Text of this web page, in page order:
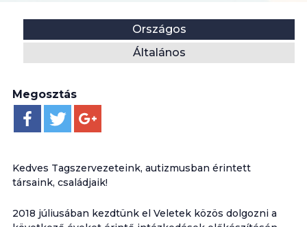
efiportal.hu
Hír
OFP 2020-2022 INTÉZKEDÉSI TERV AUTIZMUS
Országos
Általános
Megosztás
Kedves Tagszervezeteink, autizmusban érintett
társaink, családjaik!
2018 júliusában kezdtünk el Veletek közös dolgozni a